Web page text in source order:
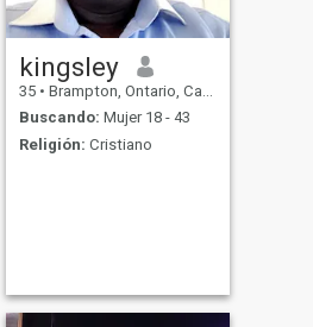
kingsley
35 • Brampton, Ontario, Canadá
Buscando: Mujer 18 - 43
Religión: Cristiano